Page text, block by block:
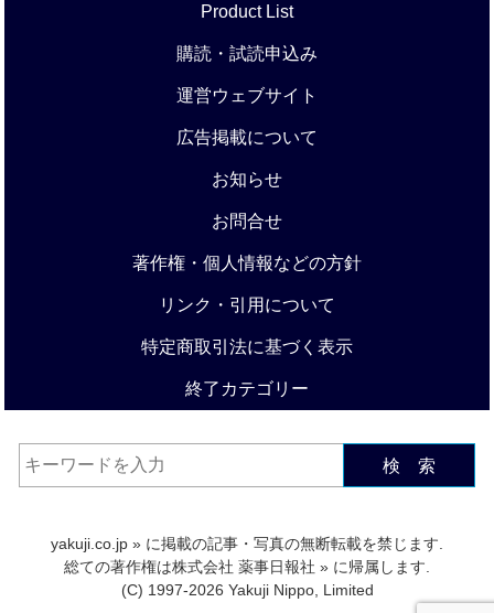
Product List
購読・試読申込み
運営ウェブサイト
広告掲載について
お知らせ
お問合せ
著作権・個人情報などの方針
リンク・引用について
特定商取引法に基づく表示
終了カテゴリー
検 索
yakuji.co.jp » に掲載の記事・写真の無断転載を禁じます.
総ての著作権は株式会社 薬事日報社 » に帰属します.
(C) 1997-2026 Yakuji Nippo, Limited